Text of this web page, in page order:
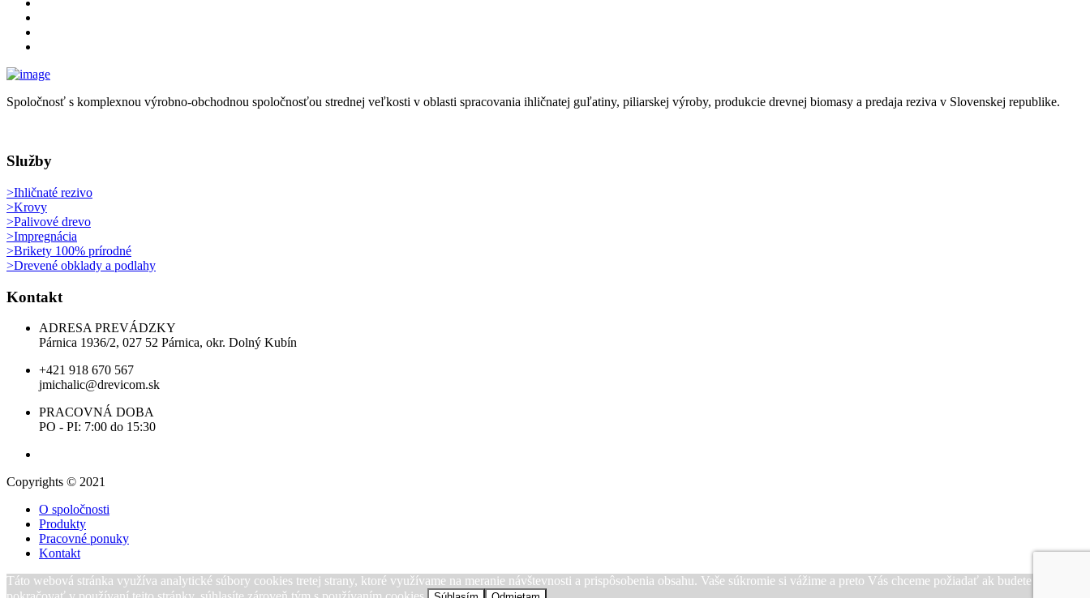
Spoločnosť s komplexnou výrobno-obchodnou spoločnosťou strednej veľkosti v oblasti spracovania ihličnatej guľatiny, piliarskej výroby, produkcie drevnej biomasy a predaja reziva v Slovenskej republike.
Služby
>Ihličnaté rezivo
>Krovy
>Palivové drevo
>Impregnácia
>Brikety 100% prírodné
>Drevené obklady a podlahy
Kontakt
ADRESA PREVÁDZKY
Párnica 1936/2, 027 52 Párnica, okr. Dolný Kubín
+421 918 670 567
jmichalic@drevicom.sk
PRACOVNÁ DOBA
PO - PI: 7:00 do 15:30
Copyrights © 2021
O spoločnosti
Produkty
Pracovné ponuky
Kontakt
Táto webová stránka využíva analytické súbory cookies tretej strany, ktoré využívame na meranie návštevnosti a prispôsobenia obsahu. Vaše súkromie si vážime a preto Vás chceme požiadať ak budete